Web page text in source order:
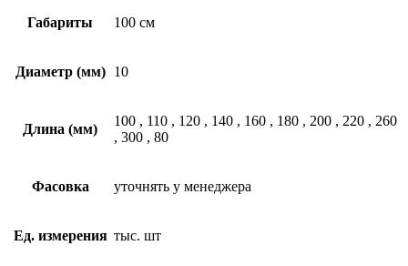
Габариты 100 см
Диаметр (мм) 10
Длина (мм)
100 , 110 , 120 , 140 , 160 , 180 , 200 , 220 , 260
, 300 , 80
Фасовка уточнять у менеджера
Ед. измерения тыс. шт